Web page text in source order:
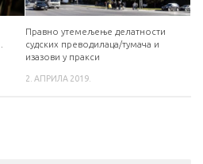
Правно утемељење делатности
судских преводилаца/тумача и
изазови у пракси
2. АПРИЛА 2019.